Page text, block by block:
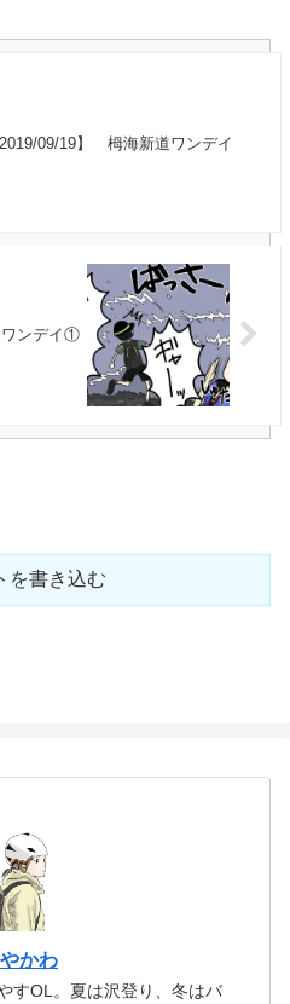
2019/09/19】 栂海新道ワンデイ
ワンデイ①
を書き込む
かわ
すOL。夏は沢登り、冬はバ